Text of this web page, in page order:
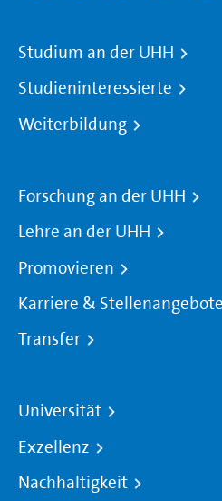
Studium an der UHH
Studieninteressierte
Weiterbildung
Forschung an der UHH
Lehre an der UHH
Promovieren
Karriere & Stellenangebote
Transfer
Universität
Exzellenz
Nachhaltigkeit